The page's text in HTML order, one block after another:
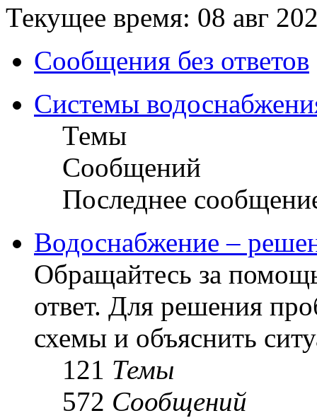
Текущее время: 08 авг
Сообщения без ответов
Системы
Темы
Сообщений
Последнее
Водоснабжение –
Обращайтесь за
ответ. Для решения
схемы и объяснить
121 Темы
572 Сообщений